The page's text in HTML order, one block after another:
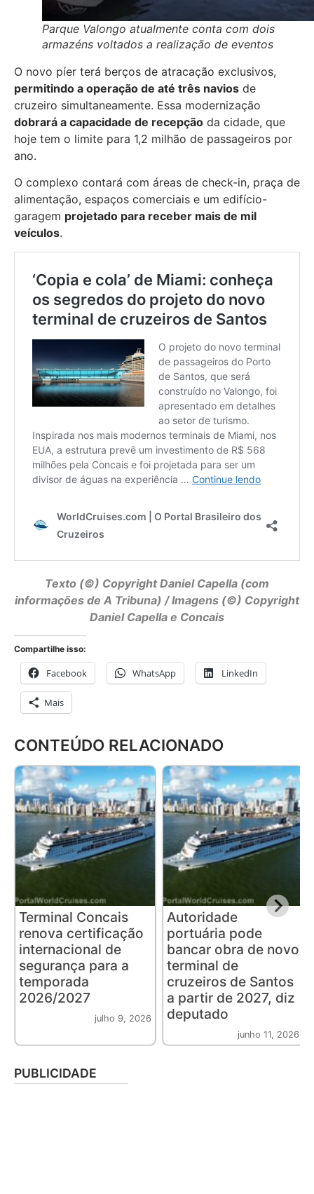
Parque Valongo atualmente conta com dois
armazéns voltados a realização de eventos
O novo píer terá berços de atracação exclusivos,
permitindo a operação de até três navios de
cruzeiro simultaneamente. Essa modernização
dobrará a capacidade de recepção da cidade, que
hoje tem o limite para 1,2 milhão de passageiros por
ano.
O complexo contará com áreas de check-in, praça de
alimentação, espaços comerciais e um edifício-
garagem projetado para receber mais de mil
veículos.
Texto (©) CopyrightDaniel Capella (com
informações de A Tribuna) / Imagens (©) Copyright
Daniel Capella e Concais
Compartilhe isso:
Facebook WhatsApp LinkedIn
Mais
CONTEÚDO RELACIONADO
Terminal Concais
renova certificação
internacional de
segurança para a
temporada
2026/2027
julho 9, 2026
Autoridade
portuária pode
bancar obra de novo
terminal de
cruzeiros de Santos
a partir de 2027, diz
deputado
junho 11, 2026
PUBLICIDADE